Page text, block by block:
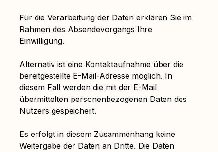
Für die Verarbeitung der Daten erklären Sie im
Rahmen des Absendevorgangs Ihre
Einwilligung.
Alternativ ist eine Kontaktaufnahme über die
bereitgestellte E-Mail-Adresse möglich. In
diesem Fall werden die mit der E-Mail
übermittelten personenbezogenen Daten des
Nutzers gespeichert.
Es erfolgt in diesem Zusammenhang keine
Weitergabe der Daten an Dritte. Die Daten